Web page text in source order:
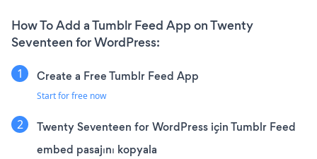
How To Add a Tumblr Feed App on Twenty
Seventeen for WordPress:
Create a Free Tumblr Feed App
Start for free now
Twenty Seventeen for WordPress için Tumblr Feed
embed pasajını kopyala